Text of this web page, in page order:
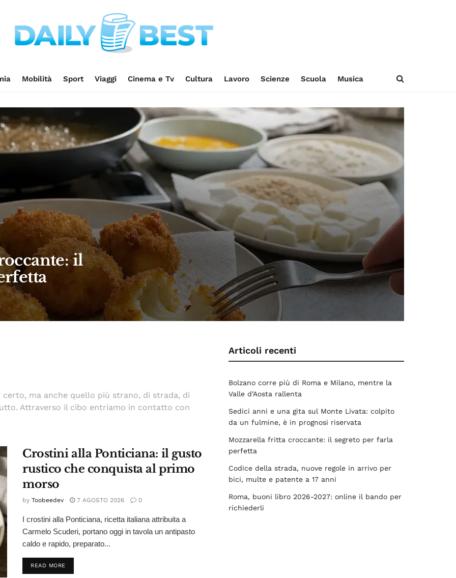
Mobilità Sport Viaggi Cinema e Tv Cultura Lavoro Scienze Scuola Musica
il
ma anche quello più strano, di strada, di
Attraverso il cibo entriamo in contatto con
Crostini alla Ponticiana: il gusto
rustico che conquista al primo
morso
by Toobeedev 7 AGOSTO 2026 0
I crostini alla Ponticiana, ricetta italiana attribuita a
Carmelo Scuderi, portano oggi in tavola un antipasto
caldo e rapido, preparato...
READ MOREDETAILS
Articoli recenti
Bolzano corre più di Roma e Milano, mentre la
Valle d’Aosta rallenta
Sedici anni e una gita sul Monte Livata: colpito
da un fulmine, è in prognosi riservata
Mozzarella fritta croccante: il segreto per farla
perfetta
Codice della strada, nuove regole in arrivo per
bici, multe e patente a 17 anni
Roma, buoni libro 2026-2027: online il bando per
richiederli